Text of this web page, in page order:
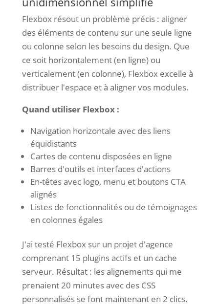
Flexbox résout un problème précis : aligner
des éléments de contenu sur une seule ligne
ou colonne selon les besoins du design. Que
ce soit horizontalement (en ligne) ou
verticalement (en colonne), Flexbox excelle à
distribuer l'espace et à aligner vos modules.
Quand utiliser Flexbox :
Navigation horizontale avec des liens
équidistants
Cartes de contenu disposées en ligne
Barres d'outils et interfaces d'actions
En-têtes avec logo, menu et boutons CTA
alignés
Listes de fonctionnalités ou de témoignages
en colonnes égales
J'ai testé Flexbox sur un projet d'agence
comprenant 15 plugins actifs et un cache
serveur. Résultat : les alignements qui me
prenaient 20 minutes avec des CSS
personnalisés se font maintenant en 2 clics.